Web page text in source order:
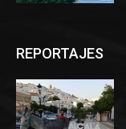
REPORTAJES